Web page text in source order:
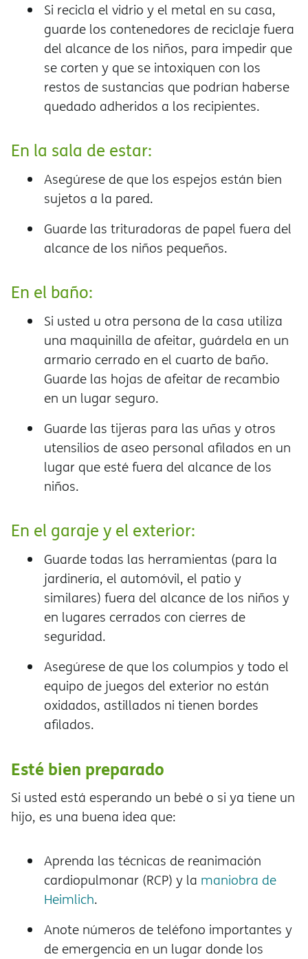
Si recicla el vidrio y el metal en su casa,
guarde los contenedores de reciclaje fuera
del alcance de los niños, para impedir que
se corten y que se intoxiquen con los
restos de sustancias que podrían haberse
quedado adheridos a los recipientes.
En la sala de estar:
Asegúrese de que los espejos están bien
sujetos a la pared.
Guarde las trituradoras de papel fuera del
alcance de los niños pequeños.
En el baño:
Si usted u otra persona de la casa utiliza
una maquinilla de afeitar, guárdela en un
armario cerrado en el cuarto de baño.
Guarde las hojas de afeitar de recambio
en un lugar seguro.
Guarde las tijeras para las uñas y otros
utensilios de aseo personal afilados en un
lugar que esté fuera del alcance de los
niños.
En el garaje y el exterior:
Guarde todas las herramientas (para la
jardinería, el automóvil, el patio y
similares) fuera del alcance de los niños y
en lugares cerrados con cierres de
seguridad.
Asegúrese de que los columpios y todo el
equipo de juegos del exterior no están
oxidados, astillados ni tienen bordes
afilados.
Esté bien preparado
Si usted está esperando un bebé o si ya tiene un
hijo, es una buena idea que:
Aprenda las técnicas de reanimación
cardiopulmonar (RCP) y la maniobra de
Heimlich.
Anote números de teléfono importantes y
de emergencia en un lugar donde los